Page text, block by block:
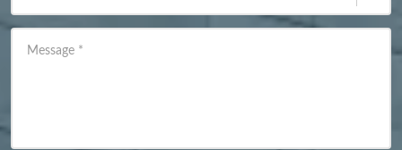
Message *